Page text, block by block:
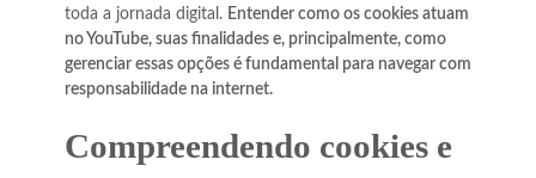
toda a jornada digital. Entender como os cookies atuam
no YouTube, suas finalidades e, principalmente, como
gerenciar essas opções é fundamental para navegar com
responsabilidade na internet.
Compreendendo cookies e